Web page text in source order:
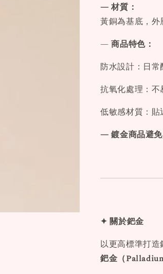
— 材質：
黃銅為基底，
—商品特色：
防水設計：日
抗氧化處理：
低敏感材質：
— 鍍金商品避
✦ 關於鈀金
以更高標準打
鈀金（